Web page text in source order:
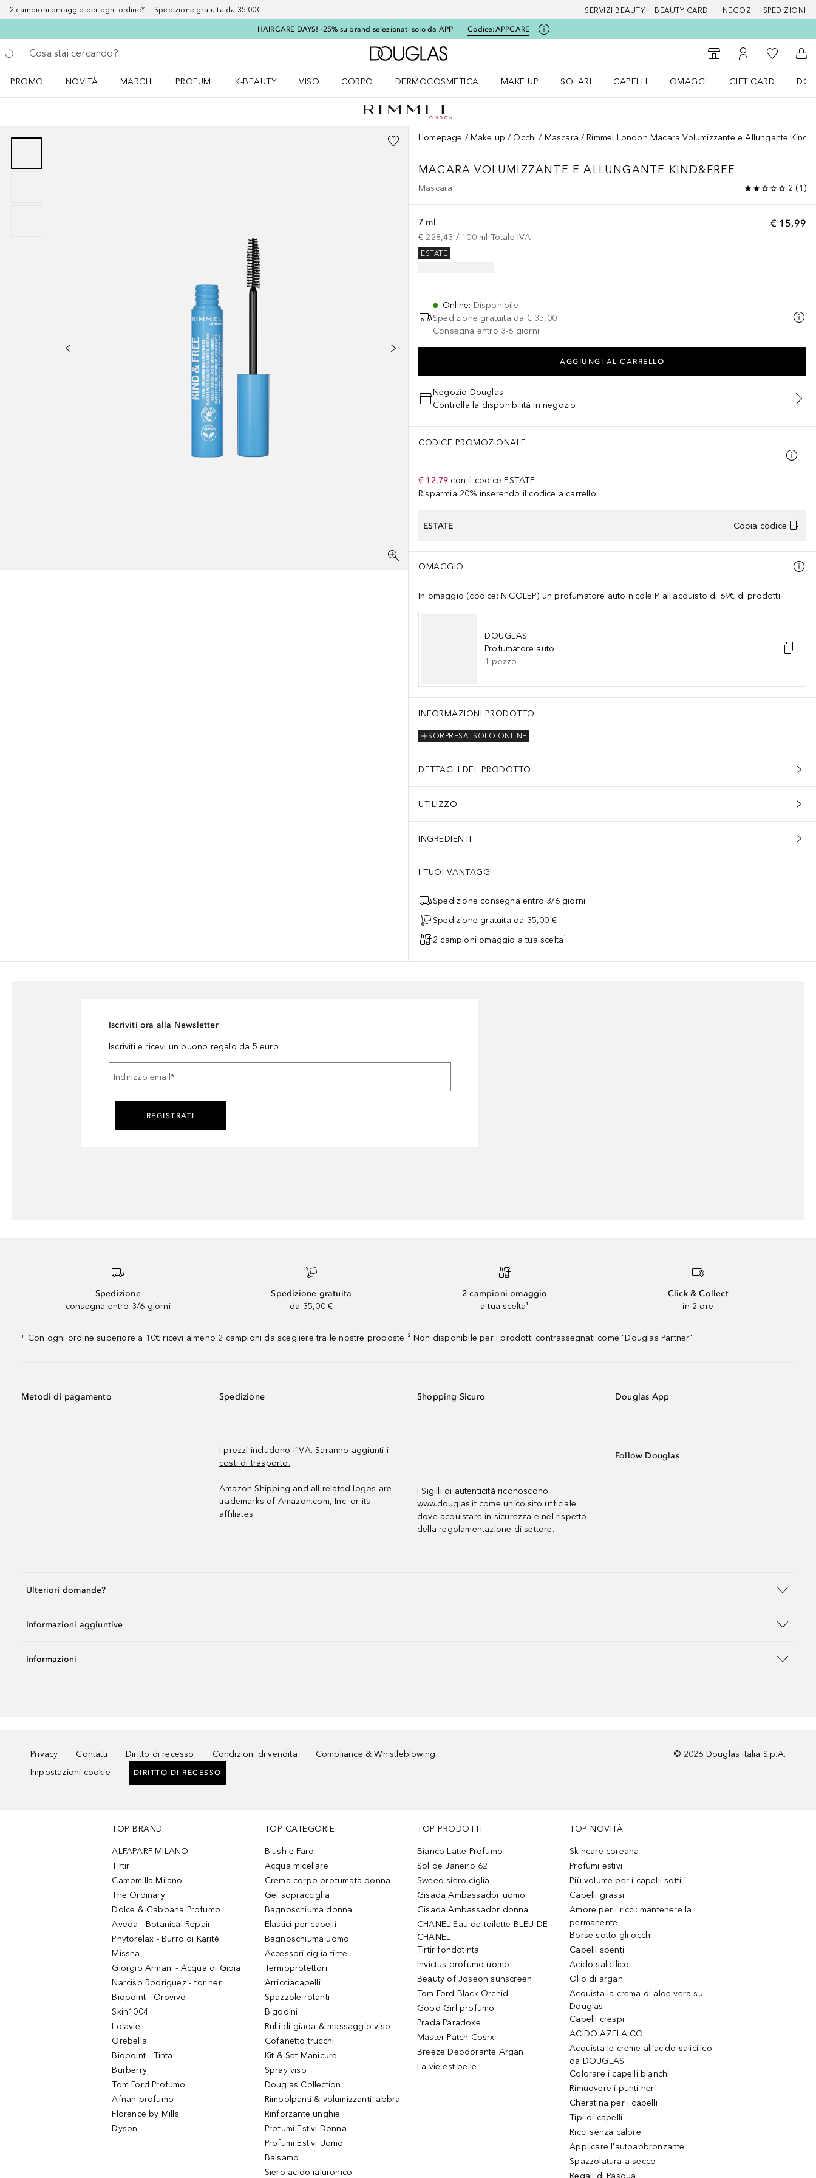
2 campioni omaggio per ogni ordine* Spedizione gratuita da 35,00€ SERVIZI BEAUTY BEAUTY CARD I NEGOZI SPEDIZIONI
HAIRCARE DAYS! -25% su brand selezionati solo da APP Codice:APPCARE
Torna indietro
Esegui ricerca
A Douglas Home
StorefinderAl Mio Account
Alla Mia
Al
PROMO
NOVITÀ
MARCHI
PROFUMI
K-BEAUTY
VISO
CORPO
DERMOCOSMETICA
MAKE UP
SOLARI
CAPELLI
OMAGGI
GIFT CARD
Homepage Make up Occhi Mascara Rimmel London Macara Volumizzante e Allungante
MACARA VOLUMIZZANTE E ALLUNGANTE KIND&FREE
Mascara 2 ( 1 )
€ 15,99
7 ml
€ 228,43 / 100 ml Totale IVA
ESTATE
Online: Disponibile
Spedizione gratuita da € 35,00
Consegna entro 3-6 giorni
AGGIUNGI AL CARRELLO
Negozio Douglas
Controlla la disponibilità in negozio
CODICE PROMOZIONALE
€ 12,79 con il codice ESTATE
Risparmia 20% inserendo il codice a carrello:
ESTATE Copia codice
OMAGGIO
In omaggio (codice: NICOLEP) un profumatore auto nicole P all'acquisto di 69€ di prodotti.
DOUGLAS
Profumatore auto
1 pezzo
INFORMAZIONI PRODOTTO
SOLO ONLINE
SORPRESA
DETTAGLI DEL PRODOTTO
UTILIZZO
INGREDIENTI
I TUOI VANTAGGI
Spedizione consegna entro 3/6 giorni
Spedizione gratuita da 35,00 €
2 campioni omaggio a tua scelta¹
Iscriviti ora alla Newsletter
Iscriviti e ricevi un buono regalo da 5 euro
Indirizzo email *
REGISTRATI
Spedizione
consegna entro 3/6 giorni
Spedizione gratuita
da 35,00 €
2 campioni omaggio
a tua scelta¹
Click & Collect
in 2 ore
¹ Con ogni ordine superiore a 10€ ricevi almeno 2 campioni da scegliere tra le nostre proposte ² Non disponibile per i prodotti contrassegnati come "Douglas Partner"
Metodi di pagamento Spedizione
I prezzi includono l’IVA. Saranno aggiunti i
costi di trasporto.
Amazon Shipping and all related logos are
trademarks of Amazon.com, Inc. or its
affiliates.
Shopping Sicuro
I Sigilli di autenticità riconoscono
www.douglas.it come unico sito ufficiale
dove acquistare in sicurezza e nel rispetto
della regolamentazione di settore.
Douglas App
Follow Douglas
Ulteriori domande?
Informazioni aggiuntive
Informazioni
Privacy Contatti Diritto di recesso Condizioni di vendita
Compliance & Whistleblowing
Impostazioni cookie
DIRITTO DI RECESSO
© 2026 Douglas Italia S.p.A.
TOP BRAND
ALFAPARF MILANO
Tirtir
Camomilla Milano
The Ordinary
Dolce & Gabbana Profumo
Aveda - Botanical Repair
Phytorelax - Burro di Karitè
Missha
Giorgio Armani - Acqua di Gioia
Narciso Rodriguez - for her
Biopoint - Orovivo
Skin1004
Lolavie
Orebella
Biopoint - Tinta
Burberry
Tom Ford Profumo
Afnan profumo
Florence by Mills
Dyson
TOP CATEGORIE
Blush e Fard
Acqua micellare
Crema corpo profumata donna
Gel sopracciglia
Bagnoschiuma donna
Elastici per capelli
Bagnoschiuma uomo
Accessori ciglia finte
Termoprotettori
Arricciacapelli
Spazzole rotanti
Bigodini
Rulli di giada & massaggio viso
Cofanetto trucchi
Kit & Set Manicure
Spray viso
Douglas Collection
Rimpolpanti & volumizzanti labbra
Rinforzante unghie
Profumi Estivi Donna
Profumi Estivi Uomo
Balsamo
Siero acido ialuronico
TOP PRODOTTI
Bianco Latte Profumo
Sol de Janeiro 62
Sweed siero ciglia
Gisada Ambassador uomo
Gisada Ambassador donna
CHANEL Eau de toilette BLEU DE
CHANEL
Tirtir fondotinta
Invictus profumo uomo
Beauty of Joseon sunscreen
Tom Ford Black Orchid
Good Girl profumo
Prada Paradoxe
Master Patch Cosrx
Breeze Deodorante Argan
La vie est belle
TOP NOVITÀ
Skincare coreana
Profumi estivi
Più volume per i capelli sottili
Capelli grassi
Amore per i ricci: mantenere la
permanente
Borse sotto gli occhi
Capelli spenti
Acido salicilico
Olio di argan
Acquista la crema di aloe vera su
Douglas
Capelli crespi
ACIDO AZELAICO
Acquista le creme all’acido salicilico
da DOUGLAS
Colorare i capelli bianchi
Rimuovere i punti neri
Cheratina per i capelli
Tipi di capelli
Ricci senza calore
Applicare l'autoabbronzante
Spazzolatura a secco
Regali di Pasqua